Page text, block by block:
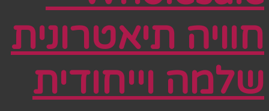
חוויה תיאטרונית
שלמה וייחודית